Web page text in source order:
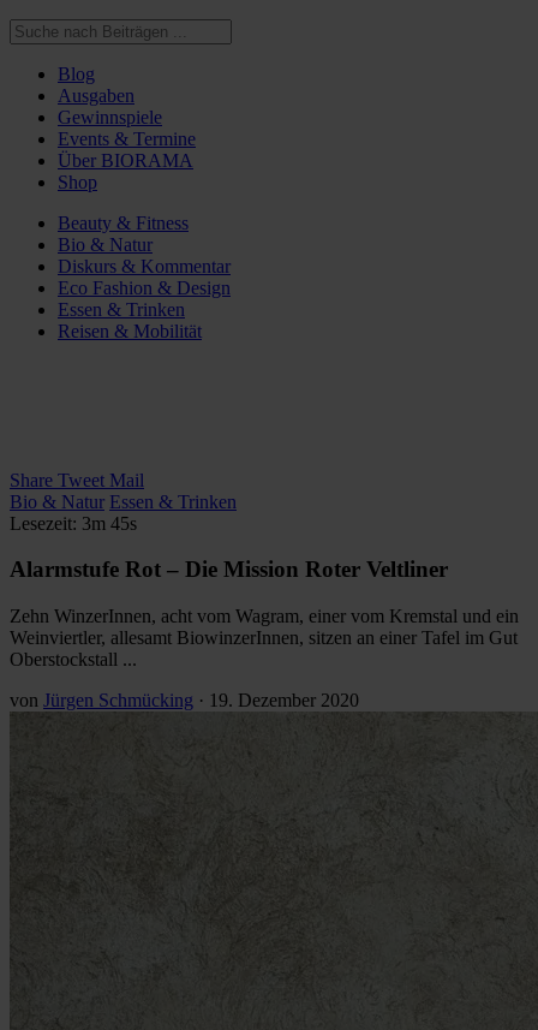
Blog
Ausgaben
Gewinnspiele
Events & Termine
Über BIORAMA
Shop
Beauty & Fitness
Bio & Natur
Diskurs & Kommentar
Eco Fashion & Design
Essen & Trinken
Reisen & Mobilität
Share Tweet Mail
Bio & Natur Essen & Trinken
Lesezeit: 3m 45s
Alarmstufe Rot – Die Mission Roter Veltliner
Zehn WinzerInnen, acht vom Wagram, einer vom Kremstal und ein
Weinviertler, allesamt BiowinzerInnen, sitzen an einer Tafel im Gut
Oberstockstall ...
von Jürgen Schmücking · 19. Dezember 2020